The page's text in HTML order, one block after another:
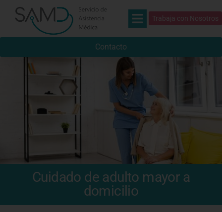
Trabaja con Nosotros
Contacto
Cuidado de adulto mayor a
domicilio